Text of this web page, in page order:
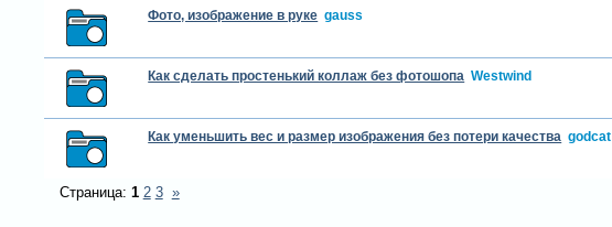
Фото, изображение в руке gauss
Как сделать простенький коллаж без фотошопа Westwind
Как уменьшить вес и размер изображения без потери качества godcat
Страница: 1 2 3 »